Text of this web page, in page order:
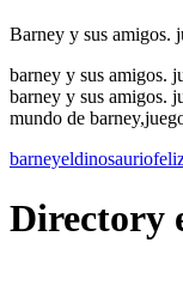
Barney y sus amigos.
barney y sus amigos.
barney y sus amigos.
mundo de
Directory